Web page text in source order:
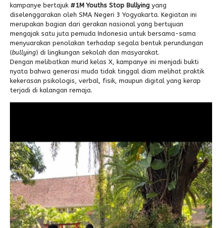
kampanye bertajuk #1M Youths Stop Bullying yang
diselenggarakan oleh SMA Negeri 3 Yogyakarta. Kegiatan ini
merupakan bagian dari gerakan nasional yang bertujuan
mengajak satu juta pemuda Indonesia untuk bersama-sama
menyuarakan penolakan terhadap segala bentuk perundungan
(bullying) di lingkungan sekolah dan masyarakat.
Dengan melibatkan murid kelas X, kampanye ini menjadi bukti
nyata bahwa generasi muda tidak tinggal diam melihat praktik
kekerasan psikologis, verbal, fisik, maupun digital yang kerap
terjadi di kalangan remaja.